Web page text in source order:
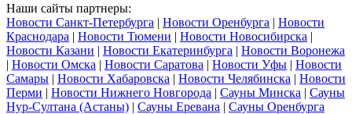
Наши сайты партнеры:
Новости Санкт-Петербурга | Новости Оренбурга | Новости
Краснодара | Новости Тюмени | Новости Новосибирска |
Новости Казани | Новости Екатеринбурга | Новости Воронежа
| Новости Омска | Новости Саратова | Новости Уфы | Новости
Самары | Новости Хабаровска | Новости Челябинска | Новости
Перми | Новости Нижнего Новгорода | Сауны Минска | Сауны
Нур-Султана (Астаны) | Сауны Еревана | Сауны Оренбурга